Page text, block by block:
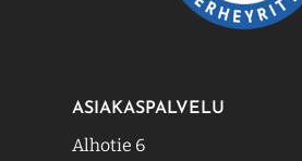
ASIAKASPALVELU
Alhotie 6